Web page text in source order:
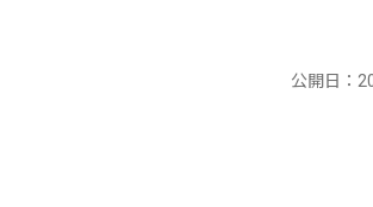
公開日：